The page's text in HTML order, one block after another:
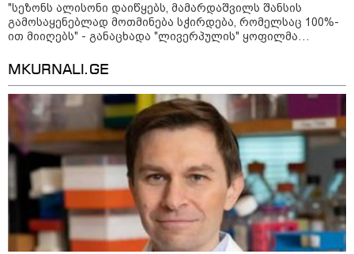
მიწოდება, რომ მასწავლებელი
სექსუალურად ავიწროებდა,
ფაქტობრივად, წაქეზება იყო" -
პროკურორი
კატეგორიის ყველა სიახლე
"სეზონს ალისონი დაიწყებს, მამარდაშვილს შანსის
გამოსაყენებლად მოთმინება სჭირდება, რომელსაც 100%-
ით მიიღებს" - განაცხადა "ლივერპულის" ყოფილმა
MKURNALI.GE